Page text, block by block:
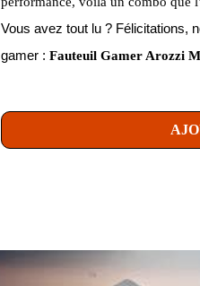
Vous avez tout lu ? Félicitations,
gamer : Fauteuil Gamer Arozzi